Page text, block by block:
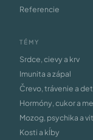
Referencie
TÉMY
Srdce, cievy a krv
Imunita a zápal
Črevo, trávenie a
Hormóny, cukor a
Mozog, psychika a
Kosti a kĺby